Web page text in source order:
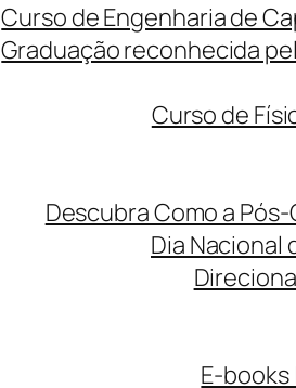
Curso de Engenharia de
Graduação reconhecida
Curso de
Descubra Como a
Dia Nacional
E-books